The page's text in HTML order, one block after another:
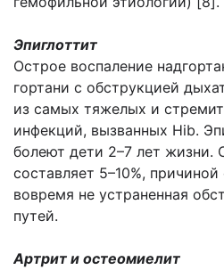
Эпиглоттит
Острое воспаление
гортани с обструкцией
из самых тяжелых и
инфекций, вызванных Hib.
болеют дети 2–7 лет жизни.
составляет 5–10%,
вовремя не устраненная
путей.
Артрит и остеомиелит